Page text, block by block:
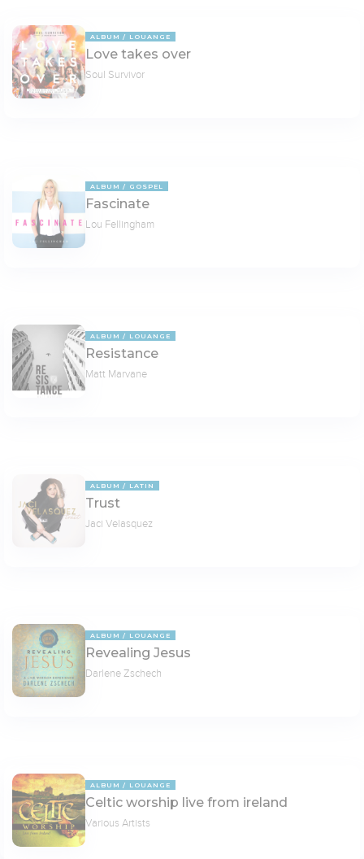
ALBUM LOUANGE
Love takes over
Soul Survivor
ALBUM GOSPEL
Fascinate
Lou Fellingham
ALBUM LOUANGE
Resistance
Matt Marvane
ALBUM LATIN
Trust
Jaci Velasquez
ALBUM LOUANGE
Revealing Jesus
Darlene Zschech
ALBUM LOUANGE
Celtic worship live from ireland
Various Artists